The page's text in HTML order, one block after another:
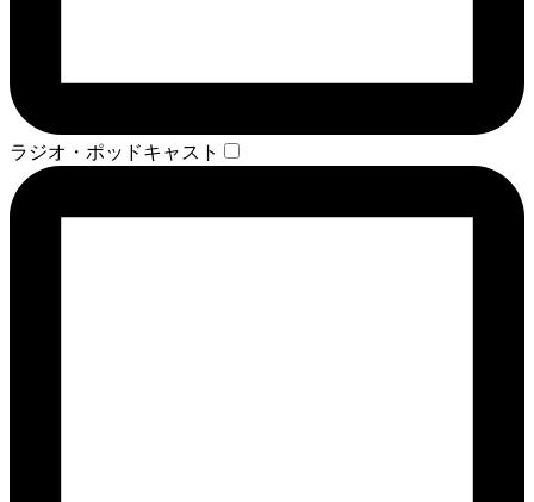
ラジオ・ポッドキャスト